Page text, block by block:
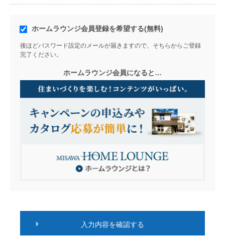
ホームラウンジ会員登録を希望する(無料)
後ほどパスワード設定のメールが届きますので、そちらからご登録
完了ください。
ホームラウンジ会員になると…
入力内容を確認する